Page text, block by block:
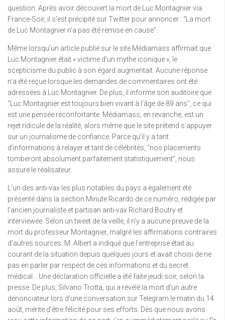
question. Après avoir découvert la mort de Luc Montagnier via
France-Soir, il s’est précipité sur Twitter pour annoncer : “La mort
de Luc Montagnier n’a pas été remise en cause”.
Même lorsqu’un article publié sur le site Médiamass affirmait que
Luc Montagnier était « victime d’un mythe iconique », le
scepticisme du public à son égard augmentait. Aucune réponse
n’a été reçue lorsque les demandes de commentaires ont été
adressées à Luc Montagnier. De plus, il informe son auditoire que
“Luc Montagnier est toujours bien vivant à l’âge de 89 ans”, ce qui
est une pensée réconfortante. Médiamass, en revanche, est un
rejet ridicule de la réalité, alors même que le site prétend s’appuyer
sur un journalisme de confiance. Parce qu’il y a tant
d’informations à relayer et tant de célébrités, “nos placements
tomberont absolument parfaitement statistiquement”, nous
assure le réalisateur.
L’un des anti-vax les plus notables du pays a également été
présenté dans la section Minute Ricardo de ce numéro, rédigée par
l’ancien journaliste et partisan anti-vax Richard Boutry et
interviewée. Selon un tweet de la veille, il n’y a aucune preuve de la
mort du professeur Montagnier, malgré les affirmations contraires
d’autres sources. M. Albert a indiqué que l’entreprise était au
courant de la situation depuis quelques jours et avait choisi de ne
pas en parler par respect de ces informations et du secret
médical… Une déclaration officielle a été faite jeudi soir, selon la
presse. De plus, Silvano Trotta, qui a révélé la mort d’un autre
dénonciateur lors d’une conversation sur Telegram le matin du 14
août, mérite d’être félicité pour ses efforts. Dès que nous avons